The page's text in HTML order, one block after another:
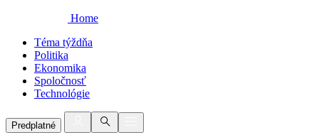
Home
Téma týždňa
Politika
Ekonomika
Spoločnosť
Technológie
Predplatné